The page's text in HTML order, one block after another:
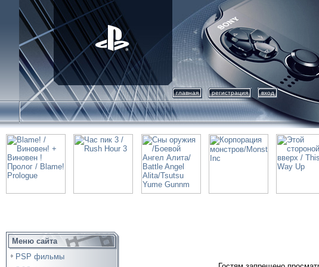
главная регистрация вход
Меню сайта
PSP фильмы